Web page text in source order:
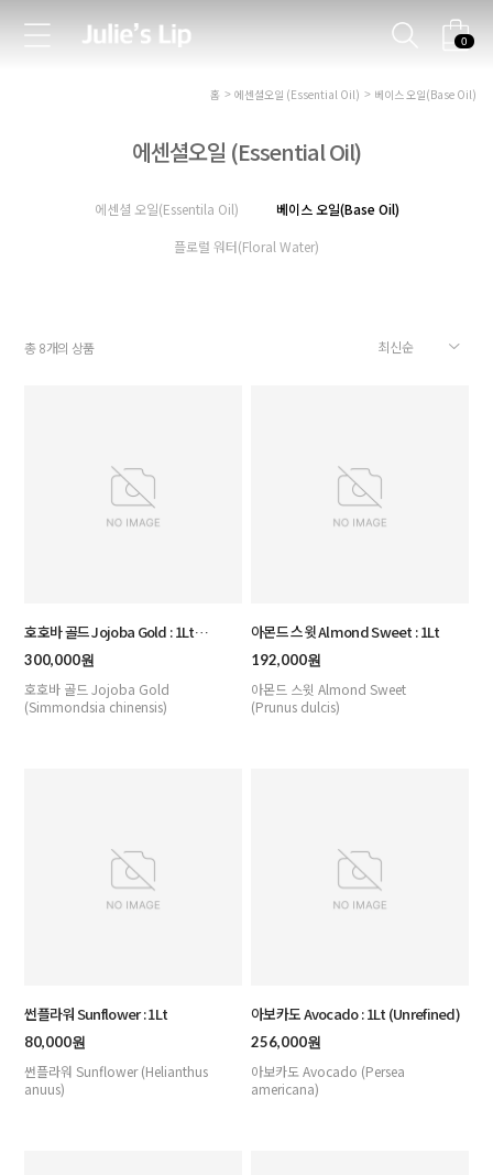
0
홈 에센셜오일 (Essential Oil) 베이스 오일(Base Oil)
에센셜오일 (Essential Oil)
에센셜 오일(Essentila Oil)
베이스 오일(Base Oil)
플로럴 워터(Floral Water)
총8개의 상품
호호바 골드 Jojoba Gold : 1Lt
(Organic)
300,000원
호호바 골드 Jojoba Gold
(Simmondsia chinensis)
아몬드 스윗 Almond Sweet : 1Lt
192,000원
아몬드 스윗 Almond Sweet
(Prunus dulcis)
썬플라워 Sunflower : 1Lt
80,000원
썬플라워 Sunflower (Helianthus
anuus)
아보카도 Avocado : 1Lt (Unrefined)
256,000원
아보카도 Avocado (Persea
americana)